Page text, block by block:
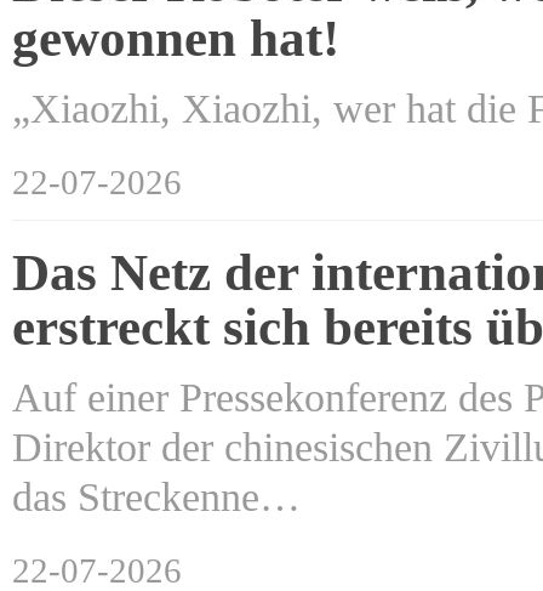
gewonnen hat!
„Xiaozhi, Xiaozhi, wer hat die
22-07-2026
Das Netz der
erstreckt sich bereits
Auf einer Pressekonferenz des
Direktor der chinesischen
das Streckenne…
22-07-2026